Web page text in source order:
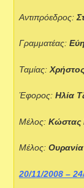
Αντιπρόεδρος:
Γραμματέας:
Ταμίας:
Έφορος:Ηλία
Μέλος:Κώστας
Μέλος:
20/11/2008 –